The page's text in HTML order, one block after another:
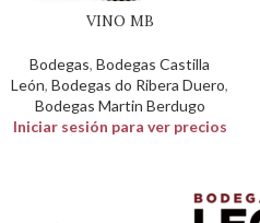
VINO MB
Bodegas, Bodegas Castilla
León, Bodegas do Ribera Duero,
Bodegas Martin Berdugo
Iniciar sesión para ver precios